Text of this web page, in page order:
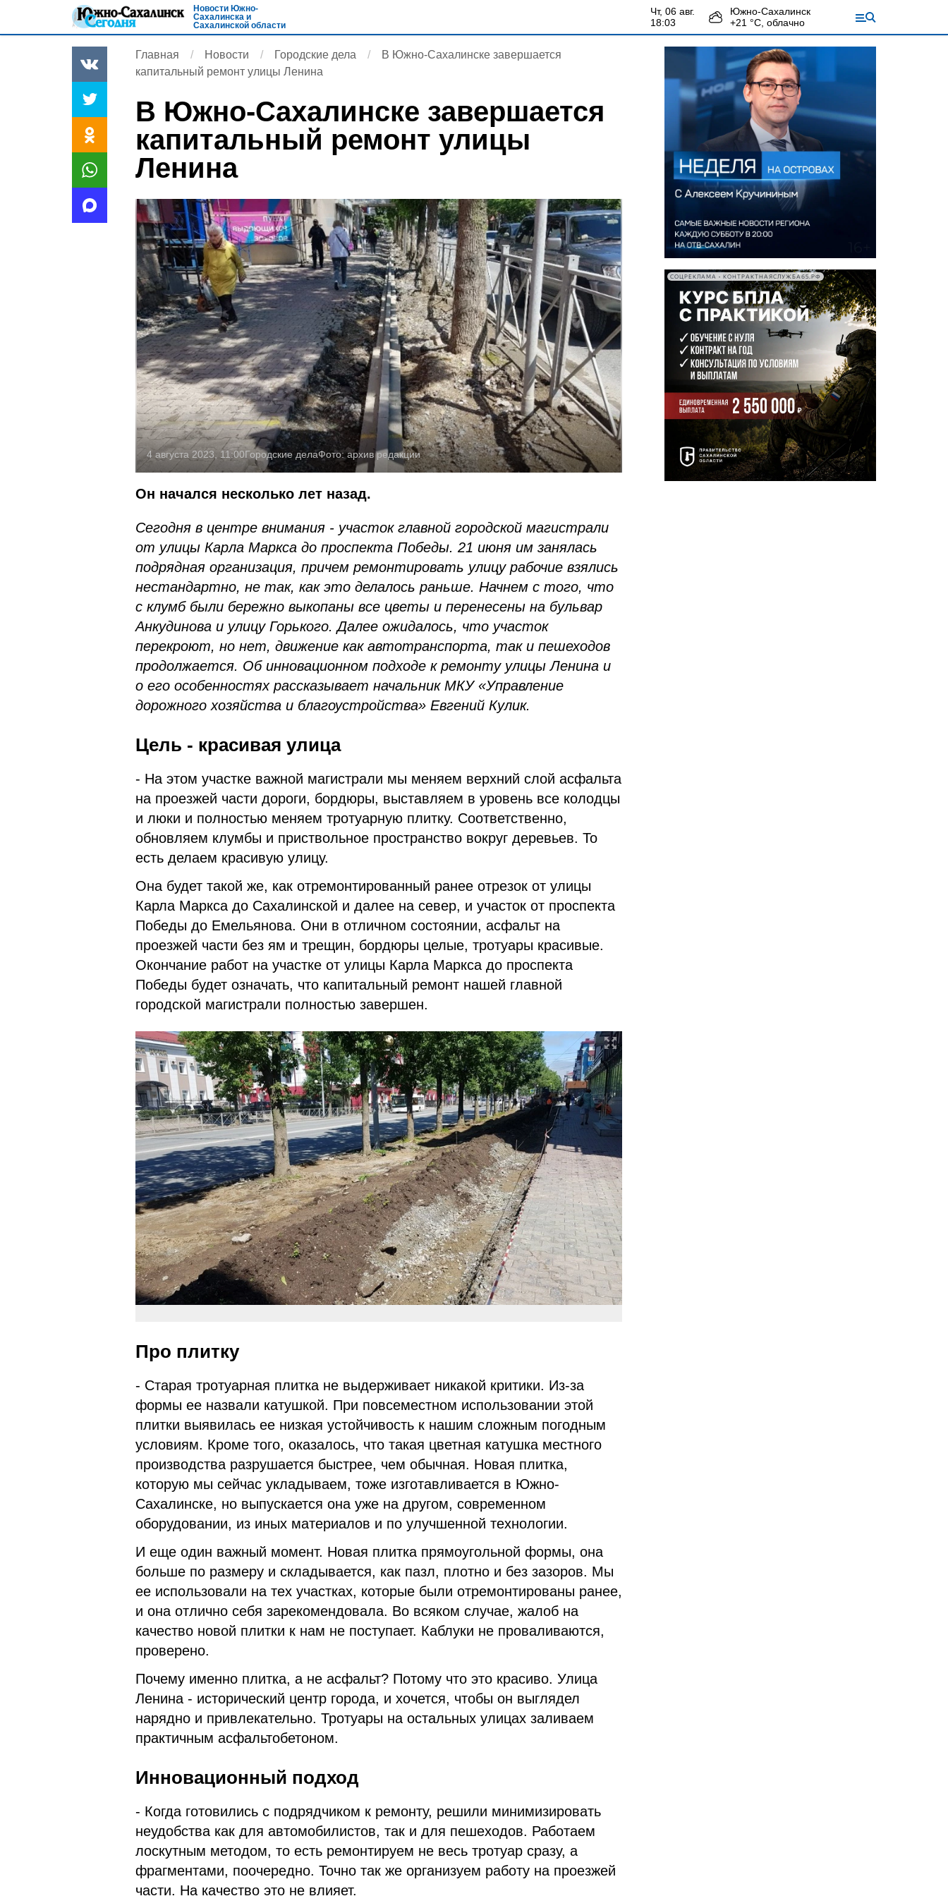
Новости Южно-
Сахалинска и
Сахалинской области
чт, 06 авг.
18:03
Южно-Сахалинск
+21 °С, облачно
Главная Новости Городские дела
В Южно-Сахалинске завершается
капитальный ремонт улицы Ленина
В Южно-Сахалинске завершается
капитальный ремонт улицы
Ленина
4 августа 2023, 11:00Городские делаФото:архив редакции
Он начался несколько лет назад.
Сегодня в центре внимания - участок главной городской магистрали
от улицы Карла Маркса до проспекта Победы. 21 июня им занялась
подрядная организация, причем ремонтировать улицу рабочие взялись
нестандартно, не так, как это делалось раньше. Начнем с того, что
с клумб были бережно выкопаны все цветы и перенесены на бульвар
Анкудинова и улицу Горького. Далее ожидалось, что участок
перекроют, но нет, движение как автотранспорта, так и пешеходов
продолжается. Об инновационном подходе к ремонту улицы Ленина и
о его особенностях рассказывает начальник МКУ «Управление
дорожного хозяйства и благоустройства» Евгений Кулик.
Цель - красивая улица
- На этом участке важной магистрали мы меняем верхний слой асфальта
на проезжей части дороги, бордюры, выставляем в уровень все колодцы
и люки и полностью меняем тротуарную плитку. Соответственно,
обновляем клумбы и приствольное пространство вокруг деревьев. То
есть делаем красивую улицу.
Она будет такой же, как отремонтированный ранее отрезок от улицы
Карла Маркса до Сахалинской и далее на север, и участок от проспекта
Победы до Емельянова. Они в отличном состоянии, асфальт на
проезжей части без ям и трещин, бордюры целые, тротуары красивые.
Окончание работ на участке от улицы Карла Маркса до проспекта
Победы будет означать, что капитальный ремонт нашей главной
городской магистрали полностью завершен.
Про плитку
- Старая тротуарная плитка не выдерживает никакой критики. Из-за
формы ее назвали катушкой. При повсеместном использовании этой
плитки выявилась ее низкая устойчивость к нашим сложным погодным
условиям. Кроме того, оказалось, что такая цветная катушка местного
производства разрушается быстрее, чем обычная. Новая плитка,
которую мы сейчас укладываем, тоже изготавливается в Южно-
Сахалинске, но выпускается она уже на другом, современном
оборудовании, из иных материалов и по улучшенной технологии.
И еще один важный момент. Новая плитка прямоугольной формы, она
больше по размеру и складывается, как пазл, плотно и без зазоров. Мы
ее использовали на тех участках, которые были отремонтированы ранее,
и она отлично себя зарекомендовала. Во всяком случае, жалоб на
качество новой плитки к нам не поступает. Каблуки не проваливаются,
проверено.
Почему именно плитка, а не асфальт? Потому что это красиво. Улица
Ленина - исторический центр города, и хочется, чтобы он выглядел
нарядно и привлекательно. Тротуары на остальных улицах заливаем
практичным асфальтобетоном.
Инновационный подход
- Когда готовились с подрядчиком к ремонту, решили минимизировать
неудобства как для автомобилистов, так и для пешеходов. Работаем
лоскутным методом, то есть ремонтируем не весь тротуар сразу, а
фрагментами, поочередно. Точно так же организуем работу на проезжей
части. На качество это не влияет.
СОЦРЕКЛАМА • КОНТРАКТНАЯСЛУЖБА65.РФ